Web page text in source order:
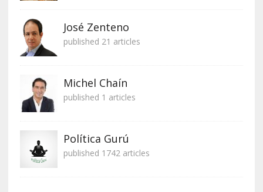
José Zenteno
published 21 articles
Michel Chaín
published 1 articles
Política Gurú
published 1742 articles